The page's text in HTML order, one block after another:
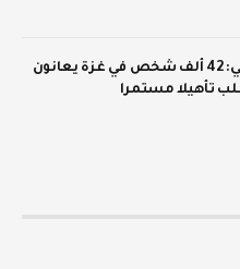
الإحصاء الفلسطيني: 42 ألف شخص في غزة يعانون
تأهيلا مستمرا